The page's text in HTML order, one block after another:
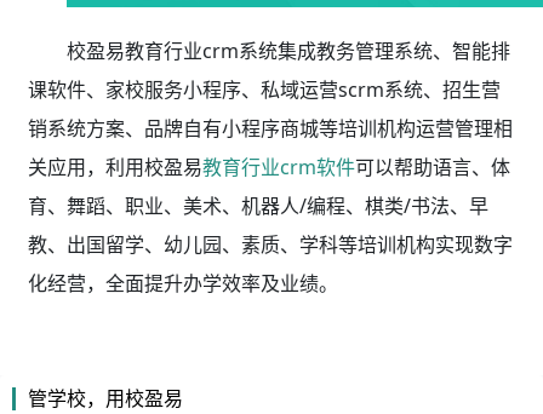
校盈易教育行业crm系统集成教务管理系统、智能排
课软件、家校服务小程序、私域运营scrm系统、招生营
销系统方案、品牌自有小程序商城等培训机构运营管理相
关应用，利用校盈易教育行业crm软件可以帮助语言、体
育、舞蹈、职业、美术、机器人/编程、棋类/书法、早
教、出国留学、幼儿园、素质、学科等培训机构实现数字
化经营，全面提升办学效率及业绩。
管学校，用校盈易